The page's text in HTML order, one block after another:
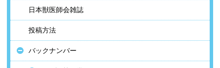
日本獣医師会雑誌
投稿方法
バックナンバー